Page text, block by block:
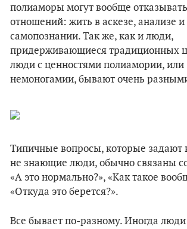
полиаморы могут вообще
отношений: жить в аскезе, анализе и
самопознании. Так же, как и люди,
придерживающиеся традиционных
люди с ценностями полиамории, или
немоногамии, бывают очень
Типичные вопросы, которые задают
не знающие люди, обычно связаны
«А это нормально?», «Как такое
«Откуда это берется?».
Все бывает по-разному. Иногда люди